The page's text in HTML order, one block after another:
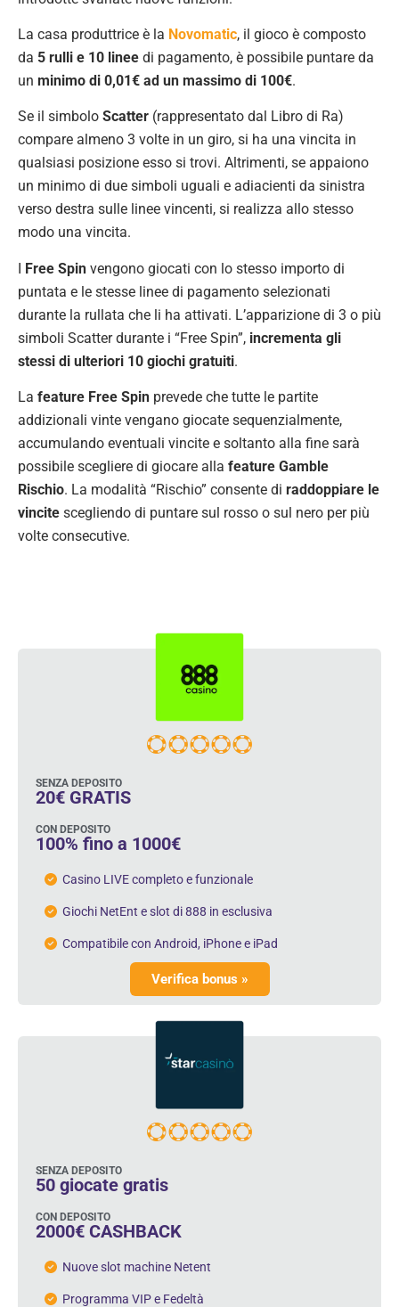
La casa produttrice è la Novomatic, il gioco è composto
da 5 rulli e 10 linee di pagamento, è possibile puntare da
un minimo di 0,01€ ad un massimo di 100€.
Se il simbolo Scatter (rappresentato dal Libro di Ra)
compare almeno 3 volte in un giro, si ha una vincita in
qualsiasi posizione esso si trovi. Altrimenti, se appaiono
un minimo di due simboli uguali e adiacienti da sinistra
verso destra sulle linee vincenti, si realizza allo stesso
modo una vincita.
I Free Spin vengono giocati con lo stesso importo di
puntata e le stesse linee di pagamento selezionati
durante la rullata che li ha attivati. L’apparizione di 3 o più
simboli Scatter durante i “Free Spin”, incrementa gli
stessi di ulteriori 10 giochi gratuiti.
La feature Free Spin prevede che tutte le partite
addizionali vinte vengano giocate sequenzialmente,
accumulando eventuali vincite e soltanto alla fine sarà
possibile scegliere di giocare alla feature Gamble
Rischio. La modalità “Rischio” consente di raddoppiare le
vincite scegliendo di puntare sul rosso o sul nero per più
volte consecutive.
SENZA DEPOSITO
20€ GRATIS
CON DEPOSITO
100% fino a 1000€
Casino LIVE completo e funzionale
Giochi NetEnt e slot di 888 in esclusiva
Compatibile con Android, iPhone e iPad
Verifica bonus »
SENZA DEPOSITO
50 giocate gratis
CON DEPOSITO
2000€ CASHBACK
Nuove slot machine Netent
Programma VIP e Fedeltà